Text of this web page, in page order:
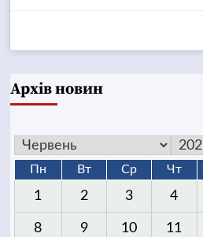
Архів новин
Пн Вт Ср Чт
1 2 3 4
8 9 10 11